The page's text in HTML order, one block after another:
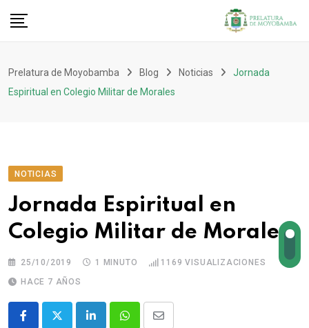
Prelatura de Moyobamba Blog Noticias
Jornada
Espiritual en Colegio Militar de Morales
NOTICIAS
Jornada Espiritual en
Colegio Militar de Morales
25/10/2019 1 MINUTO 1169 VISUALIZACIONES
HACE 7 AÑOS